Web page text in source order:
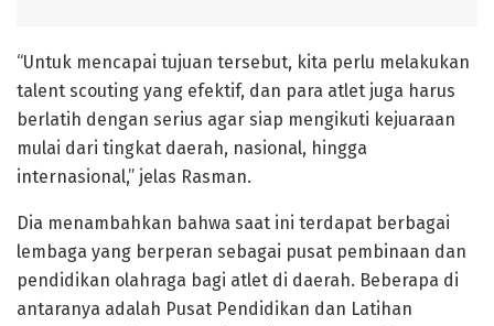
“Untuk mencapai tujuan tersebut, kita perlu melakukan
talent scouting yang efektif, dan para atlet juga harus
berlatih dengan serius agar siap mengikuti kejuaraan
mulai dari tingkat daerah, nasional, hingga
internasional,” jelas Rasman.
Dia menambahkan bahwa saat ini terdapat berbagai
lembaga yang berperan sebagai pusat pembinaan dan
pendidikan olahraga bagi atlet di daerah. Beberapa di
antaranya adalah Pusat Pendidikan dan Latihan